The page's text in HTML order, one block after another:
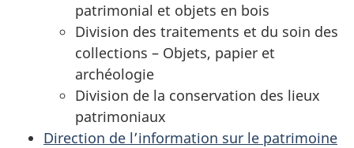
patrimonial et objets en bois
Division des traitements et du soin des
collections – Objets, papier et
archéologie
Division de la conservation des lieux
patrimoniaux
Direction de l’information sur le patrimoine